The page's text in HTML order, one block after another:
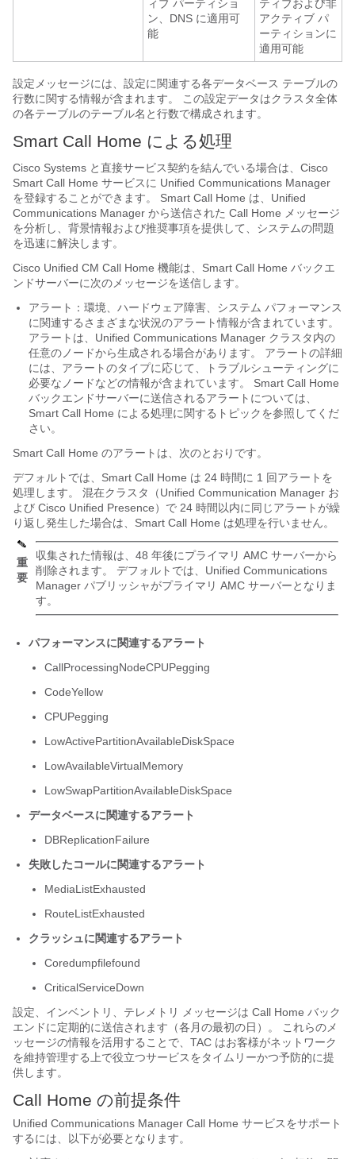
ィブ パーティショ
ン、DNS に適用可
能
ティブおよび非
アクティブ パ
ーティションに
適用可能
設定メッセージには、設定に関連する各データベース テーブルの
行数に関する情報が含まれます。 この設定データはクラスタ全体
の各テーブルのテーブル名と行数で構成されます。
Smart Call Home による処理
Cisco Systems と直接サービス契約を結んでいる場合は、Cisco
Smart Call Home サービスに Unified Communications Manager
を登録することができます。 Smart Call Home は、Unified
Communications Manager から送信された Call Home メッセージ
を分析し、背景情報および推奨事項を提供して、システムの問題
を迅速に解決します。
Cisco Unified CM Call Home 機能は、Smart Call Home バックエ
ンドサーバーに次のメッセージを送信します。
アラート：環境、ハードウェア障害、システム パフォーマンス
に関連するさまざまな状況のアラート情報が含まれています。
アラートは、Unified Communications Manager クラスタ内の
任意のノードから生成される場合があります。 アラートの詳細
には、アラートのタイプに応じて、トラブルシューティングに
必要なノードなどの情報が含まれています。 Smart Call Home
バックエンドサーバーに送信されるアラートについては、
Smart Call Home による処理に関するトピックを参照してくだ
さい。
Smart Call Home のアラートは、次のとおりです。
デフォルトでは、Smart Call Home は 24 時間に 1 回アラートを
処理します。 混在クラスタ（Unified Communication Manager お
よび Cisco Unified Presence）で 24 時間以内に同じアラートが繰
り返し発生した場合は、Smart Call Home は処理を行いません。
重
要
収集された情報は、48 年後にプライマリ AMC サーバーから
削除されます。 デフォルトでは、Unified Communications
Manager パブリッシャがプライマリ AMC サーバーとなりま
す。
パフォーマンスに関連するアラート
CallProcessingNodeCPUPegging
CodeYellow
CPUPegging
LowActivePartitionAvailableDiskSpace
LowAvailableVirtualMemory
LowSwapPartitionAvailableDiskSpace
データベースに関連するアラート
DBReplicationFailure
失敗したコールに関連するアラート
MediaListExhausted
RouteListExhausted
クラッシュに関連するアラート
Coredumpfilefound
CriticalServiceDown
設定、インベントリ、テレメトリ メッセージは Call Home バック
エンドに定期的に送信されます（各月の最初の日）。 これらのメ
ッセージの情報を活用することで、TAC はお客様がネットワーク
を維持管理する上で役立つサービスをタイムリーかつ予防的に提
供します。
Call Home の前提条件
Unified Communications Manager Call Home サービスをサポート
するには、以下が必要となります。